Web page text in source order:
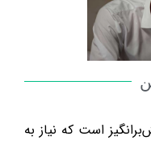
است که نیاز به